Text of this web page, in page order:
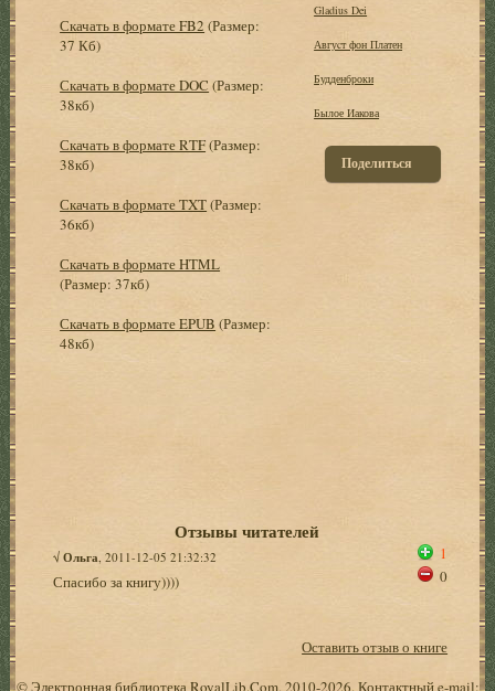
Скачать в формате FB2 (Размер:
37 Кб)
Скачать в формате DOC (Размер:
38кб)
Скачать в формате RTF(Размер:
38кб)
Скачать в формате TXT(Размер:
36кб)
Скачать в формате HTML
(Размер: 37кб)
Скачать в формате EPUB (Размер:
48кб)
Gladius Dei
Авгуcт фон Платен
Будденброки
Былое Иакова
Поделиться
Отзывы читателей
√Ольга , 2011-12-05 21:32:32
Спасибо за книгу))))
1
0
Оставить отзыв о книге
© Электронная библиотека RoyalLib.Com, 2010-2026. Контактный e-mail: